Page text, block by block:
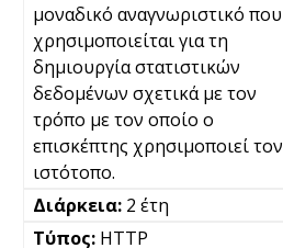
μοναδικό αναγνωριστικό που
χρησιμοποιείται για τη
δημιουργία στατιστικών
δεδομένων σχετικά με τον
τρόπο με τον οποίο ο
επισκέπτης χρησιμοποιεί τον
ιστότοπο.
2 έτη
HTTP